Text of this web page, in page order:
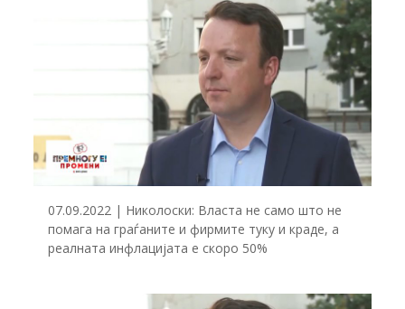
07.09.2022 | Николоски: Власта не само што не
помага на граѓаните и фирмите туку и краде, а
реалната инфлацијата е скоро 50%